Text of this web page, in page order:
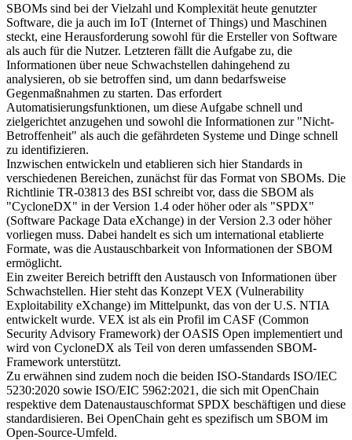
SBOMs sind bei der Vielzahl und Komplexität heute genutzter
Software, die ja auch im IoT (Internet of Things) und Maschinen
steckt, eine Herausforderung sowohl für die Ersteller von Software
als auch für die Nutzer. Letzteren fällt die Aufgabe zu, die
Informationen über neue Schwachstellen dahingehend zu
analysieren, ob sie betroffen sind, um dann bedarfsweise
Gegenmaßnahmen zu starten. Das erfordert
Automatisierungsfunktionen, um diese Aufgabe schnell und
zielgerichtet anzugehen und sowohl die Informationen zur "Nicht-
Betroffenheit" als auch die gefährdeten Systeme und Dinge schnell
zu identifizieren.
Inzwischen entwickeln und etablieren sich hier Standards in
verschiedenen Bereichen, zunächst für das Format von SBOMs. Die
Richtlinie TR-03813 des BSI schreibt vor, dass die SBOM als
"CycloneDX" in der Version 1.4 oder höher oder als "SPDX"
(Software Package Data eXchange) in der Version 2.3 oder höher
vorliegen muss. Dabei handelt es sich um international etablierte
Formate, was die Austauschbarkeit von Informationen der SBOM
ermöglicht.
Ein zweiter Bereich betrifft den Austausch von Informationen über
Schwachstellen. Hier steht das Konzept VEX (Vulnerability
Exploitability eXchange) im Mittelpunkt, das von der U.S. NTIA
entwickelt wurde. VEX ist als ein Profil im CASF (Common
Security Advisory Framework) der OASIS Open implementiert und
wird von CycloneDX als Teil von deren umfassenden SBOM-
Framework unterstützt.
Zu erwähnen sind zudem noch die beiden ISO-Standards ISO/IEC
5230:2020 sowie ISO/EIC 5962:2021, die sich mit OpenChain
respektive dem Datenaustauschformat SPDX beschäftigen und diese
standardisieren. Bei OpenChain geht es spezifisch um SBOM im
Open-Source-Umfeld.